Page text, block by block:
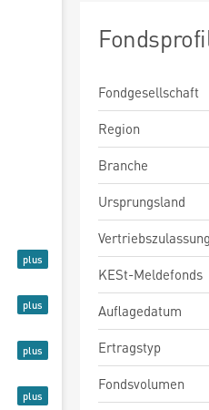
Fondgesellschaft
Region
Branche
Ursprungsland
KESt-Meldefonds
Auflagedatum
Ertragstyp
Fondsvolumen